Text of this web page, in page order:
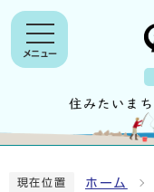
メニュー
現在位置 ホーム